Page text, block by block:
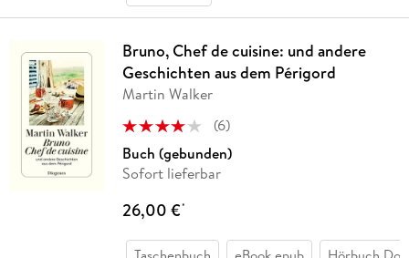
Bruno, Chef de cuisine: und andere
Geschichten aus dem Périgord
Martin Walker
(6)
Buch (gebunden)
Sofort lieferbar
26,00 €*